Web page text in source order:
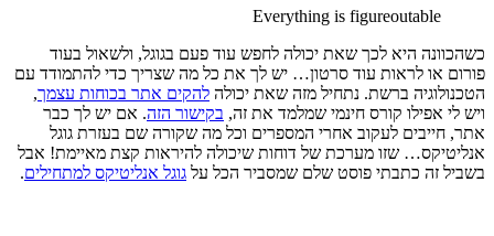
Everything is figureoutable
כשהכוונה היא לכך שאת יכולה לחפש עוד פעם בגוגל, ולשאול בעוד
פורום או לראות עוד סרטון… יש לך את כל מה שצריך כדי להתמודד עם
הטכנולוגיה ברשת. נתחיל מזה שאת יכולה להקים אתר בכוחות עצמך,
ויש לי אפילו קורס חינמי שמלמד את זה, בקישור הזה. אם יש לך כבר
אתר, חייבים לעקוב אחרי המספרים וכל מה שקורה שם בעזרת גוגל
אנליטיקס… שזו מערכת של דוחות שיכולה להיראות קצת מאיימת! אבל
בשביל זה כתבתי פוסט שלם שמסביר הכל על גוגל אנליטיקס למתחילים.